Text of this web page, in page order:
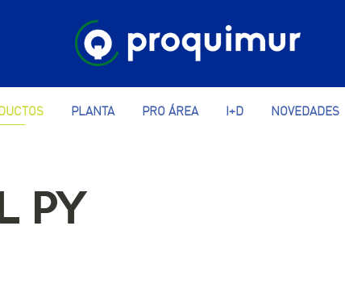
PLANTA PRO ÁREA I+D NOVEDADES
PY